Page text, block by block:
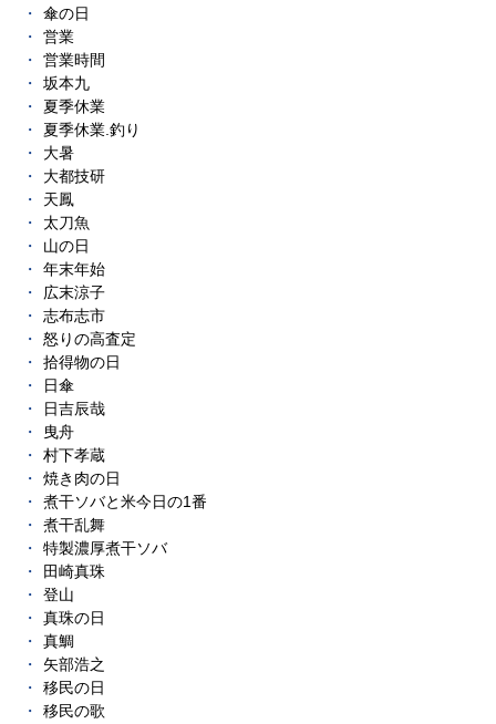
傘の日
営業
営業時間
坂本九
夏季休業
夏季休業.釣り
大暑
大都技研
天鳳
太刀魚
山の日
年末年始
広末涼子
志布志市
怒りの高査定
拾得物の日
日傘
日吉辰哉
曳舟
村下孝蔵
焼き肉の日
煮干ソバと米今日の1番
煮干乱舞
特製濃厚煮干ソバ
田崎真珠
登山
真珠の日
真鯛
矢部浩之
移民の日
移民の歌